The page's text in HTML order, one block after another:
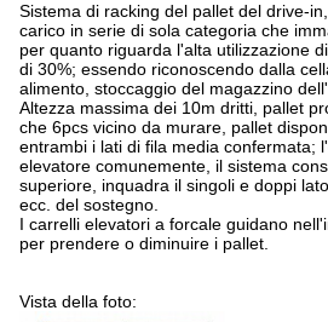
Sistema di racking del pallet del drive-
carico in serie di sola categoria che
per quanto riguarda l'alta utilizzazione
di 30%; essendo riconoscendo dalla
alimento, stoccaggio del magazzino
Altezza massima dei 10m dritti, pallet
che 6pcs vicino da murare, pallet
entrambi i lati di fila media confermata;
elevatore comunemente, il sistema
superiore, inquadra il singoli e doppi
ecc. del sostegno.
I carrelli elevatori a forcale guidano
per prendere o diminuire i pallet.
Vista della foto: